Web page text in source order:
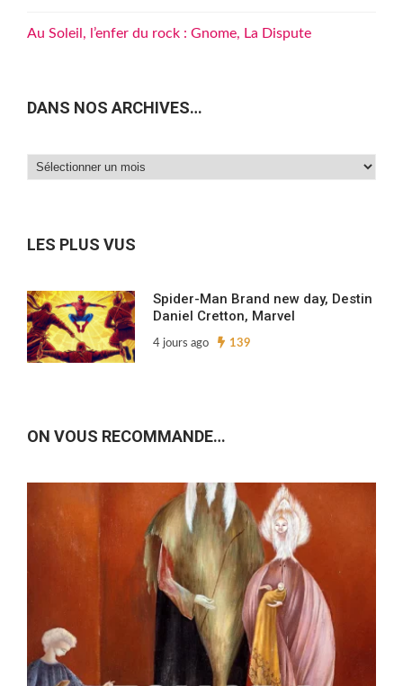
Au Soleil, l’enfer du rock : Gnome, La Dispute
DANS NOS ARCHIVES…
Dans
LES PLUS VUS
Spider-Man Brand new day, Destin
Daniel Cretton, Marvel
4 jours ago 139
ON VOUS RECOMMANDE…